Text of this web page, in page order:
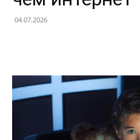
04.07.2026